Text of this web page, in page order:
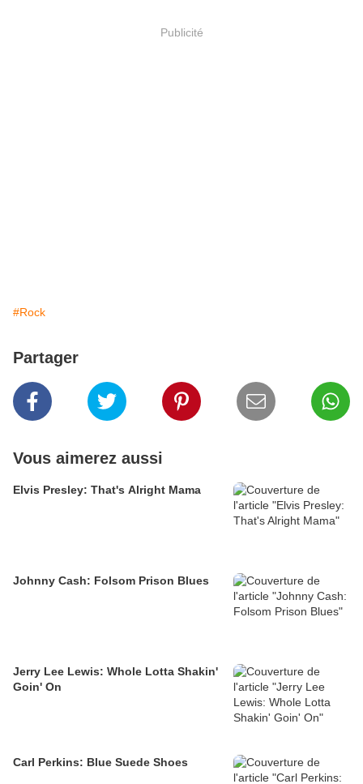
Publicité
#Rock
Partager
Vous aimerez aussi
Elvis Presley: That's Alright Mama
Johnny Cash: Folsom Prison Blues
Jerry Lee Lewis: Whole Lotta Shakin'
Goin' On
Carl Perkins: Blue Suede Shoes